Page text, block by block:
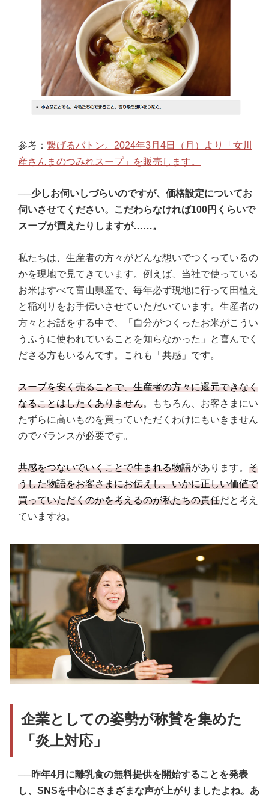
参考： 繋げるバトン。2024年3月4日（月）より「女川
産さんまのつみれスープ」を販売します。
──少しお伺いしづらいのですが、価格設定についてお
伺いさせてください。こだわらなければ100円くらいで
スープが買えたりしますが……。
私たちは、生産者の方々がどんな想いでつくっているの
かを現地で見てきています。例えば、当社で使っている
お米はすべて富山県産で、毎年必ず現地に行って田植え
と稲刈りをお手伝いさせていただいています。生産者の
方々とお話をする中で、「自分がつくったお米がこうい
うふうに使われていることを知らなかった」と喜んでく
ださる方もいるんです。これも「共感」です。
スープを安く売ることで、生産者の方々に還元できなく
なることはしたくありません。もちろん、お客さまにい
たずらに高いものを買っていただくわけにもいきません
のでバランスが必要です。
共感をつないでいくことで生まれる物語があります。 そ
うした物語をお客さまにお伝えし、いかに正しい価値で
買っていただくのかを考えるのが私たちの責任だと考え
ていますね。
企業としての姿勢が称賛を集めた
「炎上対応」
──昨年4月に離乳食の無料提供を開始することを発表
し、SNSを中心にさまざまな声が上がりましたよね。あ